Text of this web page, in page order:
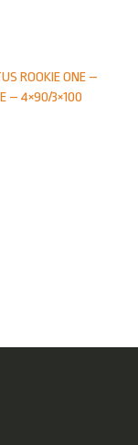
ROOKIE ONE –
– 4×90/3×100